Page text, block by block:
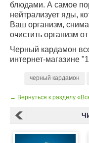
блюдами. А самое
нейтрализует яды,
Ваш организм,
очистить организм
Черный кардамон
интернет-магазине
черный кардамон
← Вернуться к разделу